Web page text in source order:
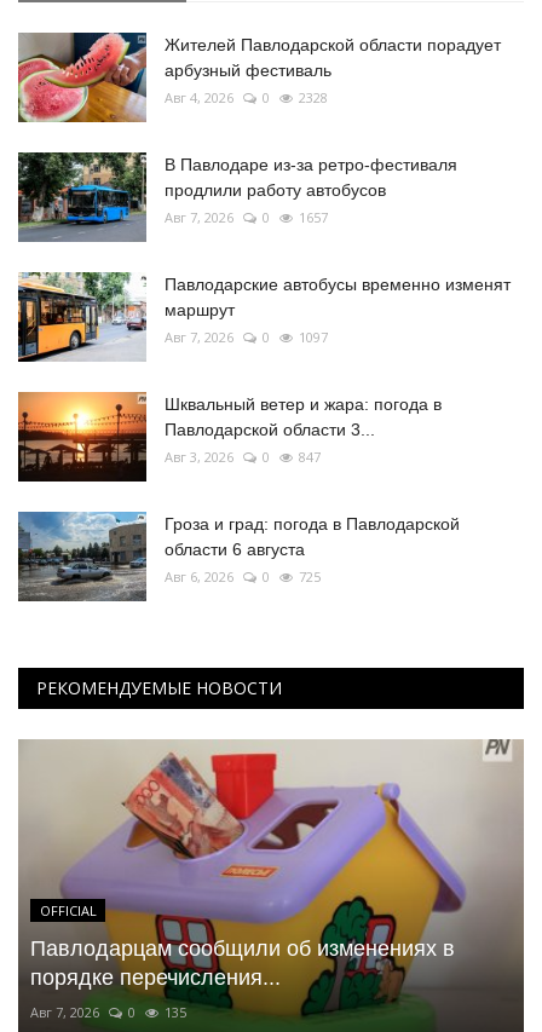
Жителей Павлодарской области порадует
арбузный фестиваль
Авг 4, 2026 0 2328
В Павлодаре из-за ретро-фестиваля
продлили работу автобусов
Авг 7, 2026 0 1657
Павлодарские автобусы временно изменят
маршрут
Авг 7, 2026 0 1097
Шквальный ветер и жара: погода в
Павлодарской области 3...
Авг 3, 2026 0 847
Гроза и град: погода в Павлодарской
области 6 августа
Авг 6, 2026 0 725
РЕКОМЕНДУЕМЫЕ НОВОСТИ
OFFICIAL
Павлодарцам сообщили об изменениях в
порядке перечисления...
Авг 7, 2026 0 135